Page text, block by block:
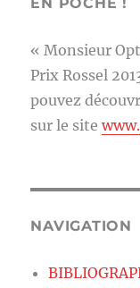
« Monsieur
Prix Rossel
pouvez
sur le site
NAVIGATION